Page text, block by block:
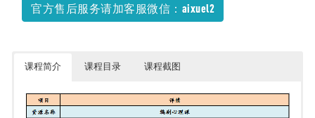
官方售后服务请加客服微信：aixuel2
课程简介 课程目录 课程截图